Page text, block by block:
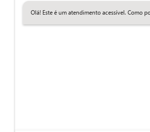
Olá! Este é um atendimento acessível. Como